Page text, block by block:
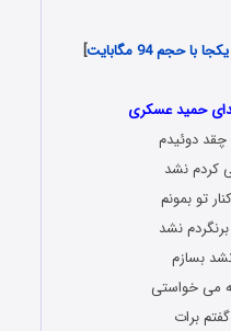
حجم 94 مگابایت
]
حمید عسکری
دوئیدم
کردم نشد
تو بمونم
نشد
بسازم
می خواستی
برات